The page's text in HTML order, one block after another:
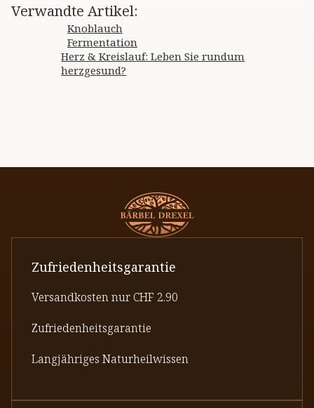
Verwandte Artikel:
Knoblauch
Fermentation
Herz & Kreislauf: Leben Sie rundum
herzgesund?
Zufriedenheitsgarantie
Versandkosten nur CHF 2.90
Zufriedenheitsgarantie
Langjähriges Naturheilwissen